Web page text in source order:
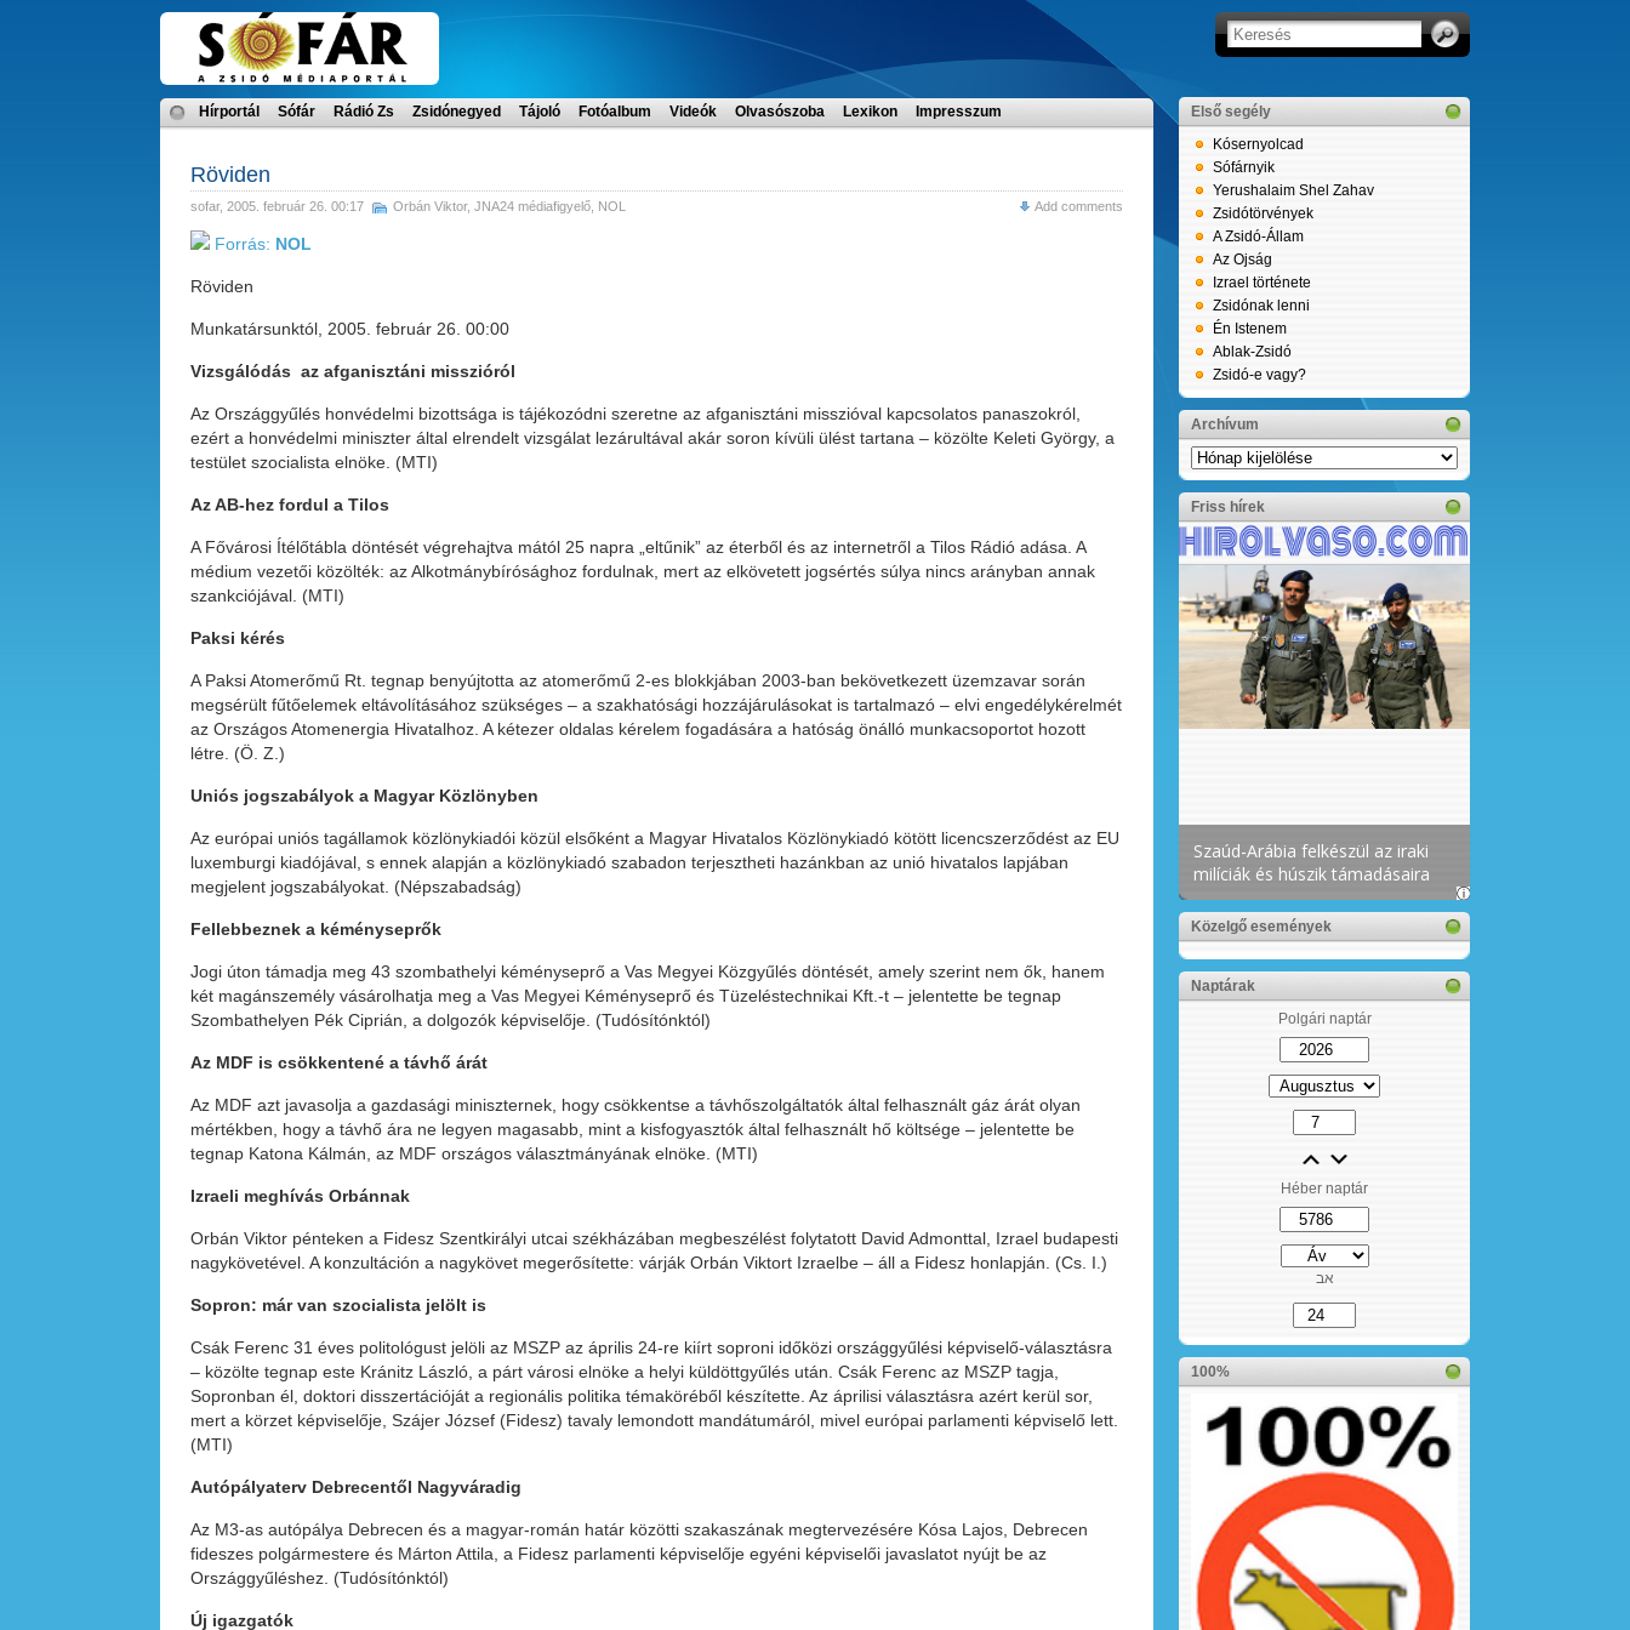
Hírportál Sófár Rádió Zs Zsidónegyed Tájoló Fotóalbum Videók Olvasószoba Lexikon Impresszum
Röviden
sofar, 2005. február 26. 00:17 Orbán Viktor, JNA24 médiafigyelő NOL Add comments
Forrás: NOL
Röviden
Munkatársunktól, 2005. február 26. 00:00
Vizsgálódás az afganisztáni misszióról
Az Országgyűlés honvédelmi bizottsága is tájékozódni szeretne az afganisztáni misszióval kapcsolatos panaszokról,
ezért a honvédelmi miniszter által elrendelt vizsgálat lezárultával akár soron kívüli ülést tartana – közölte Keleti György, a
testület szocialista elnöke. (MTI)
Az AB-hez fordul a Tilos
A Fővárosi Ítélőtábla döntését végrehajtva mától 25 napra „eltűnik” az éterből és az internetről a Tilos Rádió adása. A
médium vezetői közölték: az Alkotmánybírósághoz fordulnak, mert az elkövetett jogsértés súlya nincs arányban annak
szankciójával. (MTI)
Paksi kérés
A Paksi Atomerőmű Rt. tegnap benyújtotta az atomerőmű 2-es blokkjában 2003-ban bekövetkezett üzemzavar során
megsérült fűtőelemek eltávolításához szükséges – a szakhatósági hozzájárulásokat is tartalmazó – elvi engedélykérelmét
az Országos Atomenergia Hivatalhoz. A kétezer oldalas kérelem fogadására a hatóság önálló munkacsoportot hozott
létre. (Ö. Z.)
Uniós jogszabályok a Magyar Közlönyben
Az európai uniós tagállamok közlönykiadói közül elsőként a Magyar Hivatalos Közlönykiadó kötött licencszerződést az EU
luxemburgi kiadójával, s ennek alapján a közlönykiadó szabadon terjesztheti hazánkban az unió hivatalos lapjában
megjelent jogszabályokat. (Népszabadság)
Fellebbeznek a kéményseprők
Jogi úton támadja meg 43 szombathelyi kéményseprő a Vas Megyei Közgyűlés döntését, amely szerint nem ők, hanem
két magánszemély vásárolhatja meg a Vas Megyei Kéményseprő és Tüzeléstechnikai Kft.-t – jelentette be tegnap
Szombathelyen Pék Ciprián, a dolgozók képviselője. (Tudósítónktól)
Az MDF is csökkentené a távhő árát
Az MDF azt javasolja a gazdasági miniszternek, hogy csökkentse a távhőszolgáltatók által felhasznált gáz árát olyan
mértékben, hogy a távhő ára ne legyen magasabb, mint a kisfogyasztók által felhasznált hő költsége – jelentette be
tegnap Katona Kálmán, az MDF országos választmányának elnöke. (MTI)
Izraeli meghívás Orbánnak
Orbán Viktor pénteken a Fidesz Szentkirályi utcai székházában megbeszélést folytatott David Admonttal, Izrael budapesti
nagykövetével. A konzultáción a nagykövet megerősítette: várják Orbán Viktort Izraelbe – áll a Fidesz honlapján. (Cs. I.)
Sopron: már van szocialista jelölt is
Csák Ferenc 31 éves politológust jelöli az MSZP az április 24-re kiírt soproni időközi országgyűlési képviselő-választásra
– közölte tegnap este Kránitz László, a párt városi elnöke a helyi küldöttgyűlés után. Csák Ferenc az MSZP tagja,
Sopronban él, doktori disszertációját a regionális politika témaköréből készítette. Az áprilisi választásra azért kerül sor,
mert a körzet képviselője, Szájer József (Fidesz) tavaly lemondott mandátumáról, mivel európai parlamenti képviselő lett.
(MTI)
Autópályaterv Debrecentől Nagyváradig
Az M3-as autópálya Debrecen és a magyar-román határ közötti szakaszának megtervezésére Kósa Lajos, Debrecen
fideszes polgármestere és Márton Attila, a Fidesz parlamenti képviselője egyéni képviselői javaslatot nyújt be az
Országgyűléshez. (Tudósítónktól)
Új igazgatók
Első segély
Kósernyolcad
Sófárnyik
Yerushalaim Shel Zahav
Zsidótörvények
A Zsidó-Állam
Az Ojság
Izrael története
Zsidónak lenni
Én Istenem
Ablak-Zsidó
Zsidó-e vagy?
Archívum
Archívum
Friss hírek
Közelgő események
Naptárak
Polgári naptár
Héber naptár
אב
100%